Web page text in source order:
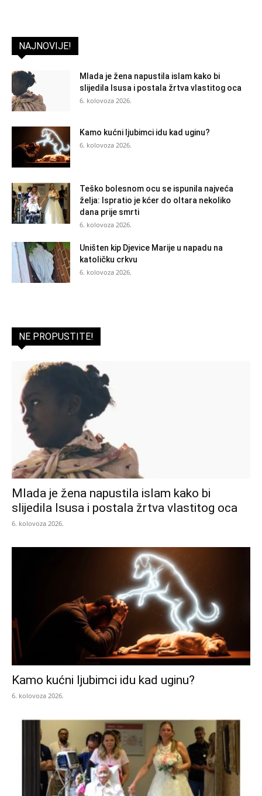
NAJNOVIJE!
Mlada je žena napustila islam kako bi
slijedila Isusa i postala žrtva vlastitog oca
6. kolovoza 2026.
Kamo kućni ljubimci idu kad uginu?
6. kolovoza 2026.
Teško bolesnom ocu se ispunila najveća
želja: Ispratio je kćer do oltara nekoliko
dana prije smrti
6. kolovoza 2026.
Uništen kip Djevice Marije u napadu na
katoličku crkvu
6. kolovoza 2026.
NE PROPUSTITE!
Mlada je žena napustila islam kako bi
slijedila Isusa i postala žrtva vlastitog oca
6. kolovoza 2026.
Kamo kućni ljubimci idu kad uginu?
6. kolovoza 2026.